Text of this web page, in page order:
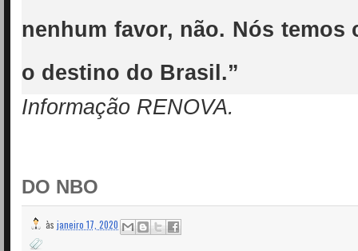
nenhum favor, não. Nós temos
o destino do Brasil.”
Informação RENOVA.
DO NBO
às janeiro 17, 2020